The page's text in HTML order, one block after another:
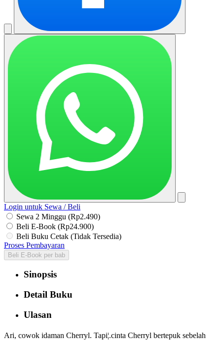
Login untuk Sewa / Beli
Sewa 2 Minggu (Rp2.490)
Beli E-Book (Rp24.900)
Beli Buku Cetak (Tidak Tersedia)
Proses Pembayaran
Beli E-Book per bab
Sinopsis
Detail Buku
Ulasan
Ari, cowok idaman Cherryl. Tapi¦.cinta Cherryl bertepuk sebelah